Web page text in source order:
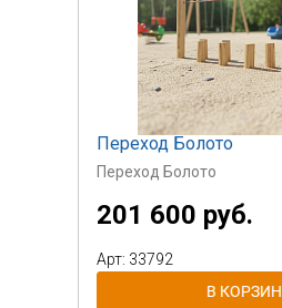
Переход Болото
Переход Болото
201 600 руб.
Арт: 33792